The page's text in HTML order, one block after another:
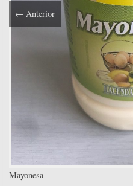
← Anterior
Mayonesa